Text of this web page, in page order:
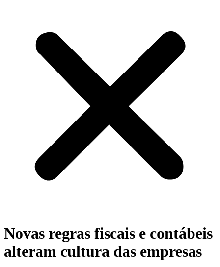
Novas regras fiscais e contábeis
alteram cultura das empresas